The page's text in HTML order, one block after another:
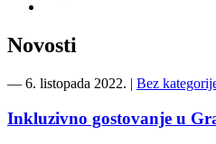
Novosti
― 6. listopada 2022. | Bez
Inkluzivno gostovanje u